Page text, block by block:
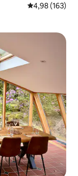
Priemerné
4,98 (163)